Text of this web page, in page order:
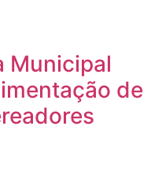
Municipal
de